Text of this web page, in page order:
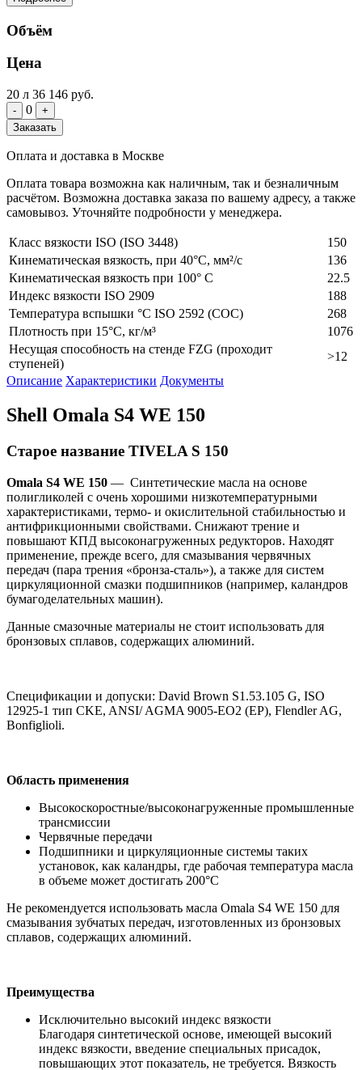
Объём
Цена
20 л 36 146 руб.
- 0
+
Заказать
Оплата и доставка в Москве
Оплата товара возможна как наличным, так и безналичным
расчётом. Возможна доставка заказа по вашему адресу, а также
самовывоз. Уточняйте подробности у менеджера.
Класс вязкости ISO (ISO 3448)
150
Кинематическая вязкость, при 40°С, мм²/с
136
Кинематическая вязкость при 100° C
22.5
Индекс вязкости ISO 2909
188
Температура вспышки °C ISO 2592 (COC)
268
Плотность при 15°C, кг/м³
1076
Несущая способность на стенде FZG (проходит
ступеней)
>12
Описание Характеристики Документы
Shell Omala S4 WE 150
Старое название TIVELA S 150
Omala S4 WE 150 — Синтетические масла на основе
полигликолей с очень хорошими низкотемпературными
характеристиками, термо- и окислительной стабильностью и
антифрикционными свойствами. Снижают трение и
повышают КПД высоконагруженных редукторов. Находят
применение, прежде всего, для смазывания червячных
передач (пара трения «бронза-сталь»), а также для систем
циркуляционной смазки подшипников (например, каландров
бумагоделательных машин).
Данные смазочные материалы не стоит использовать для
бронзовых сплавов, содержащих алюминий.
Спецификации и допуски: David Brown S1.53.105 G, ISO
12925-1 тип CKE, ANSI/ AGMA 9005-EO2 (EP), Flendler AG,
Bonfiglioli.
Область применения
Высокоскоростные/высоконагруженные промышленные
трансмиссии
Червячные передачи
Подшипники и циркуляционные системы таких
установок, как каландры, где рабочая температура масла
в объеме может достигать 200°С
Не рекомендуется использовать масла Omala S4 WE 150 для
смазывания зубчатых передач, изготовленных из бронзовых
сплавов, содержащих алюминий.
Преимущества
Исключительно высокий индекс вязкости
Благодаря синтетической основе, имеющей высокий
индекс вязкости, введение специальных присадок,
повышающих этот показатель, не требуется. Вязкость